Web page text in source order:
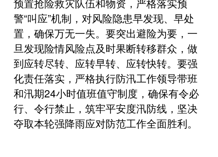
警“叫应”机制，对风险隐患早发现、早处
置，确保万无一失。要突出避险为要，一
旦发现险情风险点及时果断转移群众，做
到应转尽转、应转早转、应转快转。要强
化责任落实，严格执行防汛工作领导带班
和汛期24小时值班值守制度，确保有令必
行、令行禁止，筑牢平安度汛防线，坚决
夺取本轮强降雨应对防范工作全面胜利。